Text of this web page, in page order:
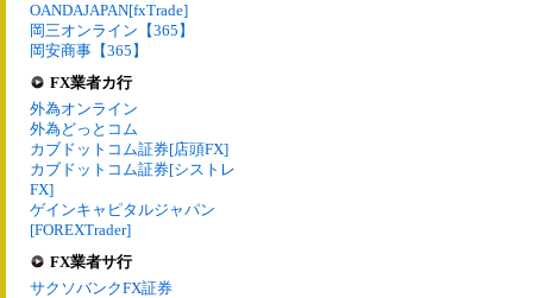
OANDAJAPAN[fxTrade]
岡三オンライン【365】
岡安商事【365】
FX業者カ行
外為オンライン
外為どっとコム
カブドットコム証券[店頭FX]
カブドットコム証券[シストレ
FX]
ゲインキャピタルジャパン
[FOREXTrader]
FX業者サ行
サクソバンクFX証券